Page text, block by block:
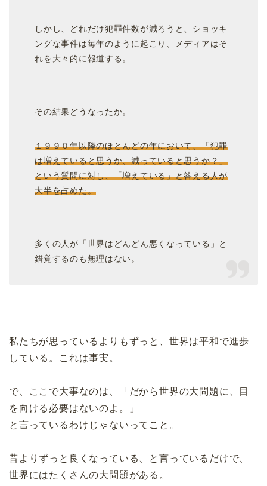
しかし、どれだけ犯罪件数が減ろうと、ショッキ
ングな事件は毎年のように起こり、メディアはそ
れを大々的に報道する。
その結果どうなったか。
１９９０年以降のほとんどの年において、「犯罪
は増えていると思うか、減っていると思うか？」
という質問に対し、「増えている」と答える人が
大半を占めた。
多くの人が「世界はどんどん悪くなっている」と
錯覚するのも無理はない。
私たちが思っているよりもずっと、世界は平和で進歩
している。これは事実。
で、ここで大事なのは、「だから世界の大問題に、目
を向ける必要はないのよ。」
と言っているわけじゃないってこと。
昔よりずっと良くなっている、と言っているだけで、
世界にはたくさんの大問題がある。